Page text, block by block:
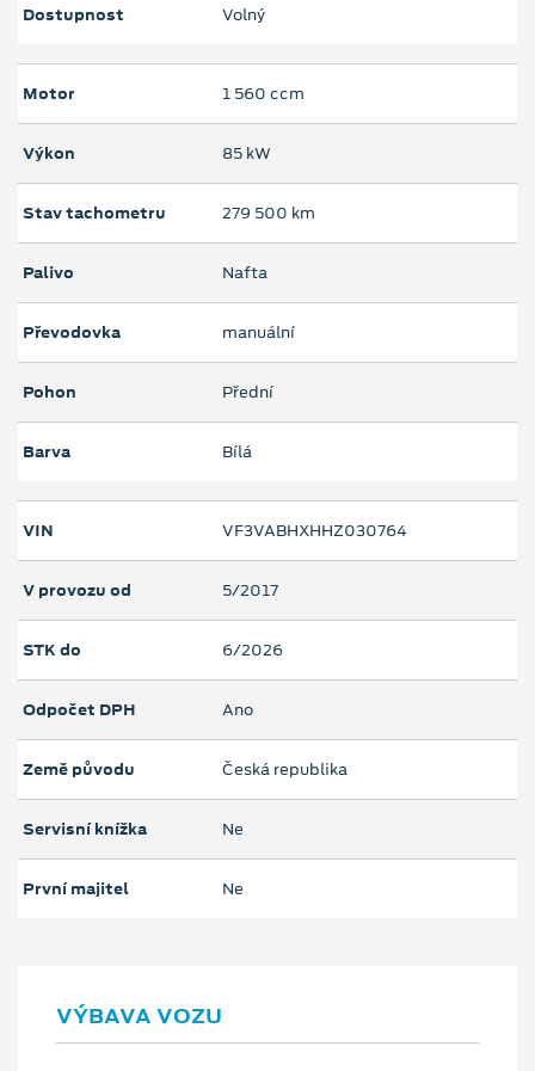
Dostupnost Volný
Motor 1 560 ccm
Výkon 85 kW
Stav tachometru 279 500 km
Palivo Nafta
Převodovka manuální
Pohon Přední
Barva Bílá
VIN VF3VABHXHHZ030764
V provozu od 5/2017
STK do 6/2026
Odpočet DPH Ano
Země původu Česká republika
Servisní knížka Ne
První majitel Ne
VÝBAVA VOZU